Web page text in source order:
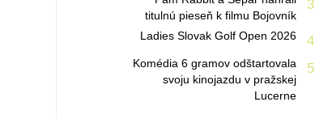
3
titulnú pieseň k filmu Bojovník
4
Ladies Slovak Golf Open 2026
5
Komédia 6 gramov odštartovala
svoju kinojazdu v pražskej
Lucerne